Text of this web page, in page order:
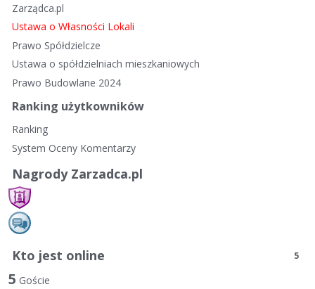
Zarządca.pl
Ustawa o Własności Lokali
Prawo Spółdzielcze
Ustawa o spółdzielniach mieszkaniowych
Prawo Budowlane 2024
Ranking użytkowników
Ranking
System Oceny Komentarzy
Nagrody Zarzadca.pl
Kto jest online 5
5 Goście